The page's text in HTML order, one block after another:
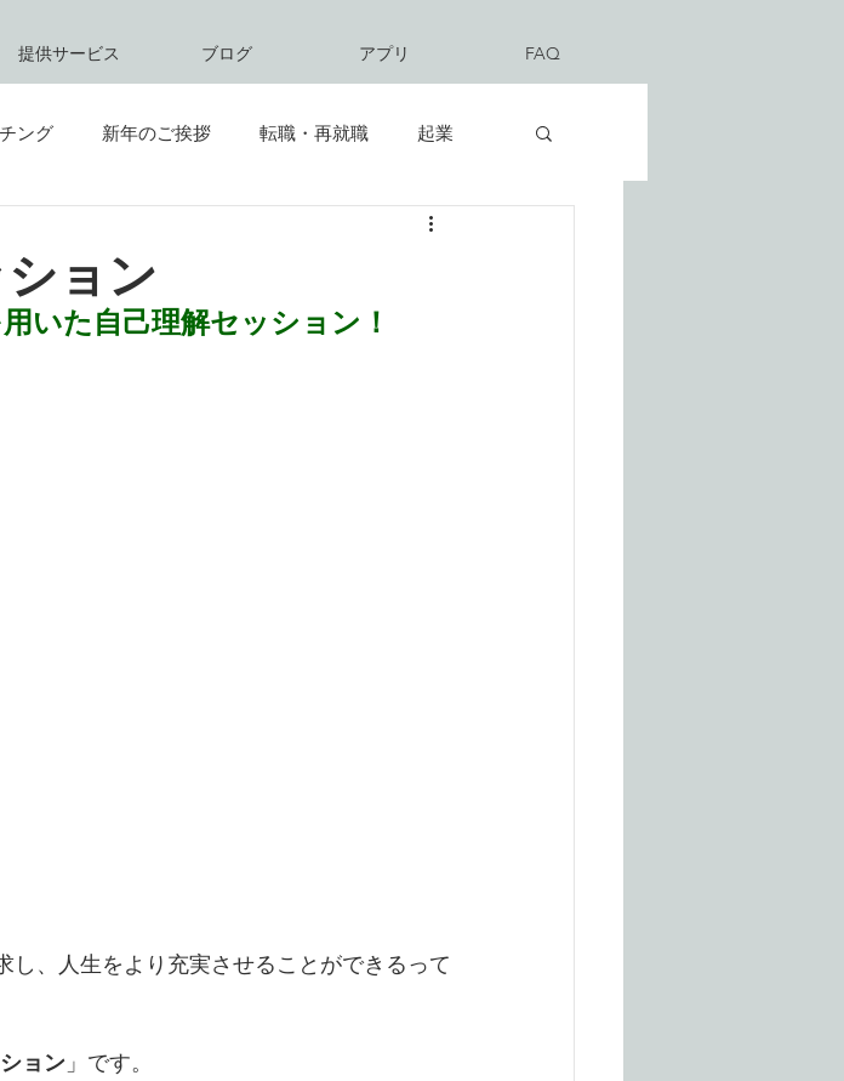
提供サービス ブログ アプリ FAQ
ング 新年のご挨拶 転職・再就職 起業
ョン
いた自己理解セッション！
、人生をより充実させることができるって
ョン 」です。